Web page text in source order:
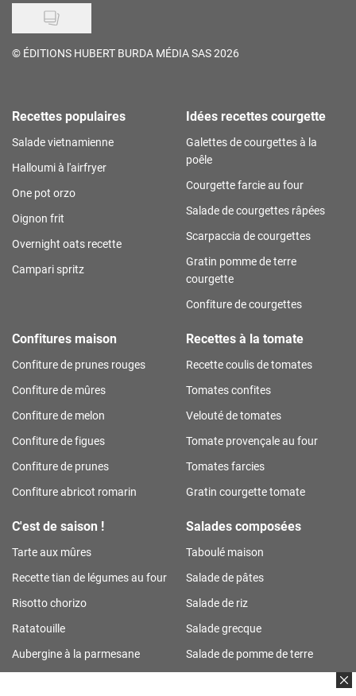
© ÉDITIONS HUBERT BURDA MÉDIA SAS 2026
Recettes populaires
Salade vietnamienne
Halloumi à l'airfryer
One pot orzo
Oignon frit
Overnight oats recette
Campari spritz
Idées recettes courgette
Galettes de courgettes à la
poêle
Courgette farcie au four
Salade de courgettes râpées
Scarpaccia de courgettes
Gratin pomme de terre
courgette
Confiture de courgettes
Confitures maison
Confiture de prunes rouges
Confiture de mûres
Confiture de melon
Confiture de figues
Confiture de prunes
Confiture abricot romarin
Recettes à la tomate
Recette coulis de tomates
Tomates confites
Velouté de tomates
Tomate provençale au four
Tomates farcies
Gratin courgette tomate
C'est de saison !
Tarte aux mûres
Recette tian de légumes au four
Risotto chorizo
Ratatouille
Aubergine à la parmesane
Salades composées
Taboulé maison
Salade de pâtes
Salade de riz
Salade grecque
Salade de pomme de terre